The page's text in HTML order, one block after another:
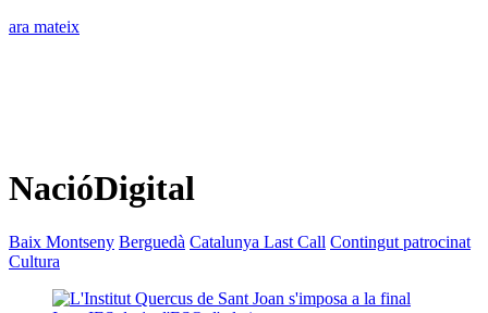
ara mateix
NacióDigital
Baix Montseny Berguedà Catalunya Last Call Contingut patrocinat
Cultura